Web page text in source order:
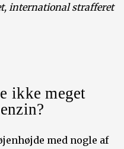
international strafferet
ikke meget
med nogle af